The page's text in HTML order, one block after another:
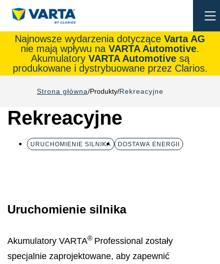
Najnowsze wydarzenia dotyczące Varta AG
nie mają wpływu na VARTA Automotive.
Akumulatory VARTA Automotivesą
produkowane i dystrybuowane przez Clarios.
Strona główna Produkty Rekreacyjne
Rekreacyjne
URUCHOMIENIE SILNIKA DOSTAWA ENERGII
Uruchomienie silnika
Akumulatory VARTA® Professional zostały
specjalnie zaprojektowane, aby zapewnić